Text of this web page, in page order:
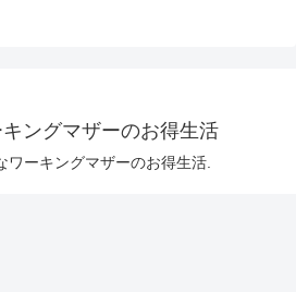
ングマザーのお得生活
ーキングマザーのお得生活.